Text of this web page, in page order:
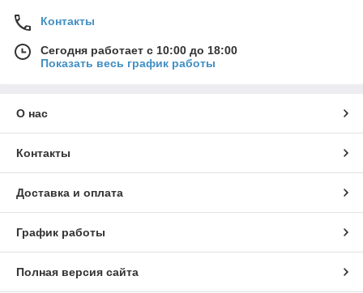
Контакты
Сегодня работает с 10:00 до 18:00
Показать весь график работы
О нас
Контакты
Доставка и оплата
График работы
Полная версия сайта